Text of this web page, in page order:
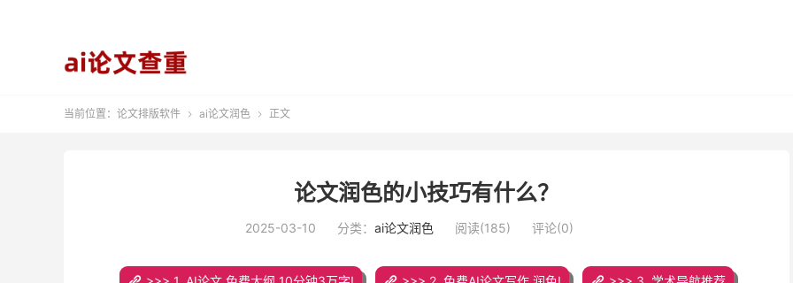
当前位置： 论文排版软件  ai论文润色  正文
论文润色的小技巧有什么？
2025-03-10 分类： ai论文润色 阅读(185) 评论(0)